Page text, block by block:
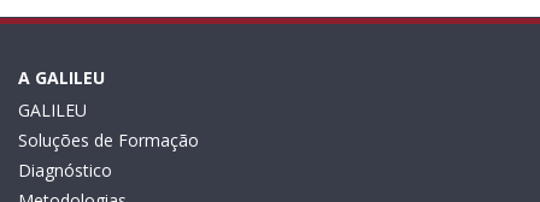
A GALILEU
GALILEU
Soluções de Formação
Diagnóstico